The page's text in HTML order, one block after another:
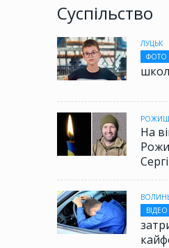
Суспільство
ЛУЦЬК
ФОТО
На
ВІДЕО